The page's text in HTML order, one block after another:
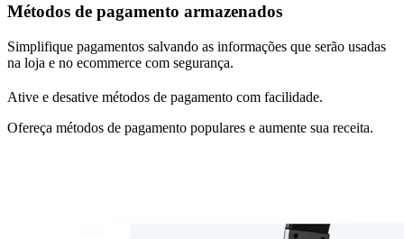
Métodos de pagamento armazenados
Simplifique pagamentos salvando as informações que serão usadas
na loja e no ecommerce com segurança.
Ative e desative métodos de pagamento com facilidade.
Ofereça métodos de pagamento populares e aumente sua receita.